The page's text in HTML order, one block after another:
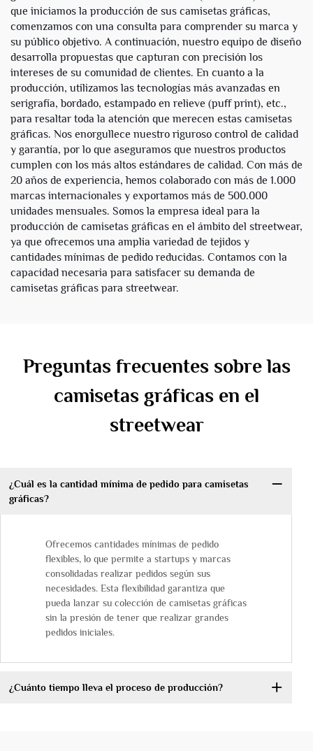
que iniciamos la producción de sus camisetas gráficas,
comenzamos con una consulta para comprender su marca y
su público objetivo. A continuación, nuestro equipo de diseño
desarrolla propuestas que capturan con precisión los
intereses de su comunidad de clientes. En cuanto a la
producción, utilizamos las tecnologías más avanzadas en
serigrafía, bordado, estampado en relieve (puff print), etc.,
para resaltar toda la atención que merecen estas camisetas
gráficas. Nos enorgullece nuestro riguroso control de calidad
y garantía, por lo que aseguramos que nuestros productos
cumplen con los más altos estándares de calidad. Con más de
20 años de experiencia, hemos colaborado con más de 1.000
marcas internacionales y exportamos más de 500.000
unidades mensuales. Somos la empresa ideal para la
producción de camisetas gráficas en el ámbito del streetwear,
ya que ofrecemos una amplia variedad de tejidos y
cantidades mínimas de pedido reducidas. Contamos con la
capacidad necesaria para satisfacer su demanda de
camisetas gráficas para streetwear.
Preguntas frecuentes sobre las
camisetas gráficas en el
streetwear
¿Cuál es la cantidad mínima de pedido para camisetas
gráficas?
Ofrecemos cantidades mínimas de pedido
flexibles, lo que permite a startups y marcas
consolidadas realizar pedidos según sus
necesidades. Esta flexibilidad garantiza que
pueda lanzar su colección de camisetas gráficas
sin la presión de tener que realizar grandes
pedidos iniciales.
¿Cuánto tiempo lleva el proceso de producción?